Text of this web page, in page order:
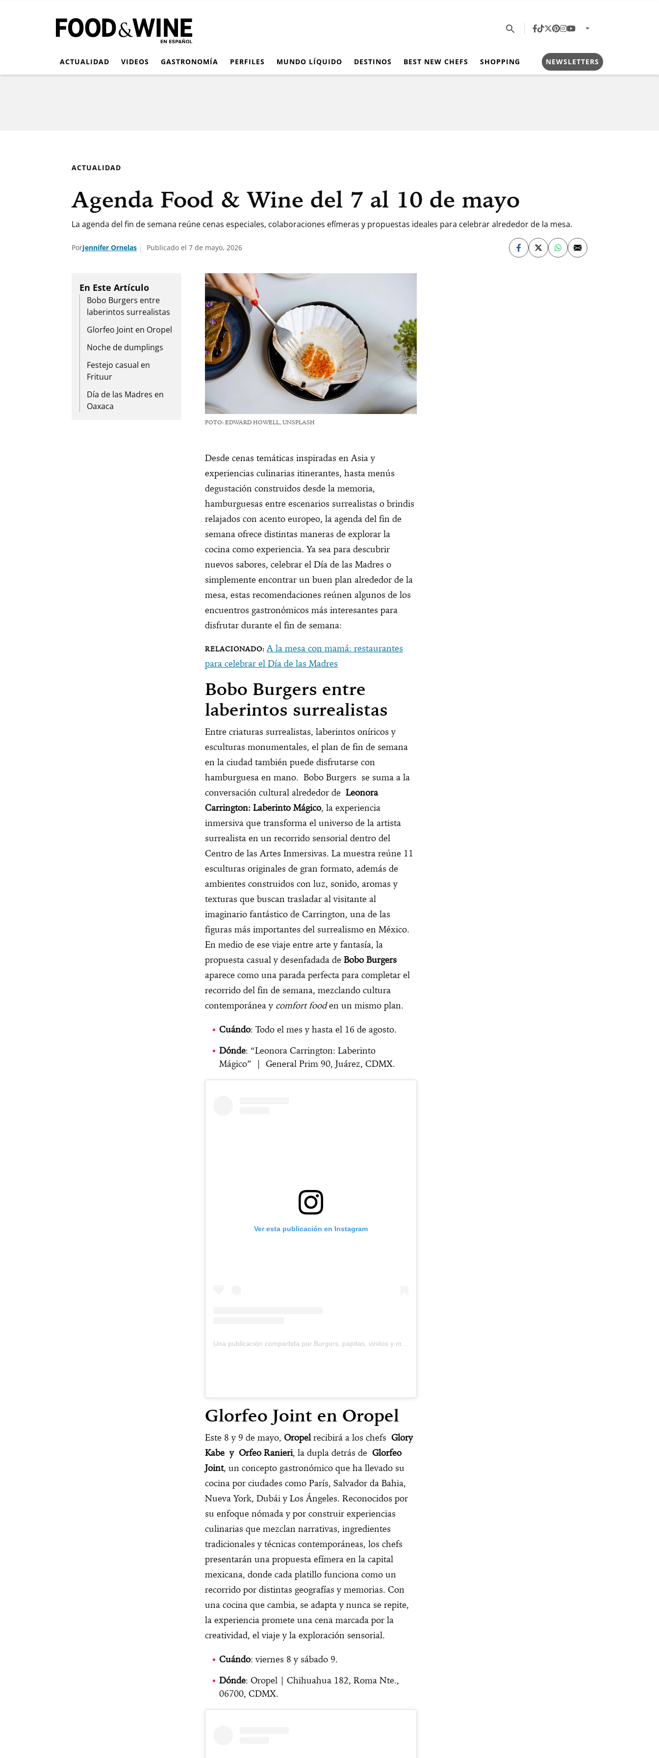
ACTUALIDAD VIDEOS GASTRONOMÍA PERFILES MUNDO LÍQUIDO DESTINOS BEST NEW CHEFS SHOPPING NEWSLETTERS
ACTUALIDAD
Agenda Food & Wine del 7 al 10 de mayo
La agenda del fin de semana reúne cenas especiales, colaboraciones efímeras y propuestas ideales para celebrar alrededor de la mesa.
PorJennifer Ornelas Publicado el 7 de mayo, 2026
Bobo Burgers entre
laberintos surrealistas
Glorfeo Joint en Oropel
Noche de dumplings
Festejo casual en
Frituur
Día de las Madres en
Oaxaca
FOTO: EDWARD HOWELL, UNSPLASH
Desde cenas temáticas inspiradas en Asia y
experiencias culinarias itinerantes, hasta menús
degustación construidos desde la memoria,
hamburguesas entre escenarios surrealistas o brindis
relajados con acento europeo, la agenda del fin de
semana ofrece distintas maneras de explorar la
cocina como experiencia. Ya sea para descubrir
nuevos sabores, celebrar el Día de las Madres o
simplemente encontrar un buen plan alrededor de la
mesa, estas recomendaciones reúnen algunos de los
encuentros gastronómicos más interesantes para
disfrutar durante el fin de semana:
A la mesa con mamá: restaurantes
para celebrar el Día de las Madres
Bobo Burgers entre
laberintos surrealistas
Entre criaturas surrealistas, laberintos oníricos y
esculturas monumentales, el plan de fin de semana
en la ciudad también puede disfrutarse con
hamburguesa en mano. Bobo Burgers se suma a la
conversación cultural alrededor de Leonora
Carrington: Laberinto Mágico, la experiencia
inmersiva que transforma el universo de la artista
surrealista en un recorrido sensorial dentro del
Centro de las Artes Inmersivas. La muestra reúne 11
esculturas originales de gran formato, además de
ambientes construidos con luz, sonido, aromas y
texturas que buscan trasladar al visitante al
imaginario fantástico de Carrington, una de las
figuras más importantes del surrealismo en México.
En medio de ese viaje entre arte y fantasía, la
propuesta casual y desenfadada de Bobo Burgers
aparece como una parada perfecta para completar el
recorrido del fin de semana, mezclando cultura
contemporánea y comfort fooden un mismo plan.
Cuándo: Todo el mes y hasta el 16 de agosto.
Dónde: “Leonora Carrington: Laberinto
Mágico” | General Prim 90, Juárez, CDMX.
Ver esta publicación en Instagram
Glorfeo Joint en Oropel
Este 8 y 9 de mayo, Oropelrecibirá a los chefs Glory
Kabe y Orfeo Ranieri, la dupla detrás de Glorfeo
Joint, un concepto gastronómico que ha llevado su
cocina por ciudades como París, Salvador da Bahia,
Nueva York, Dubái y Los Ángeles. Reconocidos por
su enfoque nómada y por construir experiencias
culinarias que mezclan narrativas, ingredientes
tradicionales y técnicas contemporáneas, los chefs
presentarán una propuesta efímera en la capital
mexicana, donde cada platillo funciona como un
recorrido por distintas geografías y memorias. Con
una cocina que cambia, se adapta y nunca se repite,
la experiencia promete una cena marcada por la
creatividad, el viaje y la exploración sensorial.
Cuándo: viernes 8 y sábado 9.
Dónde: Oropel | Chihuahua 182, Roma Nte.,
06700, CDMX.